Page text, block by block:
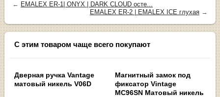
← EMALEX ER-1| ONYX | DARK CLOUD осте...
EMALEX ER-2 | EMALEX ICE глухая→
С этим товаром чаще всего покупают
Дверная ручка Vantage
матовый никель V06D
Магнитный замок под
фиксатор Vintage
MC96SN Матовый никель